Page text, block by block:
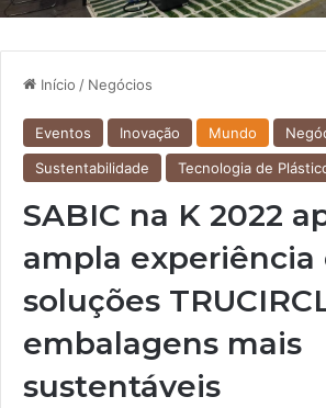
Início / Negócios
Eventos Inovação Mundo
Sustentabilidade
Tecnologia de
SABIC na K 2022
ampla experiência
soluções
embalagens mais
sustentáveis